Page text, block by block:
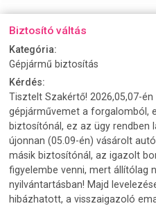
Biztosító váltás
Kategória:
Gépjármű biztosítás
Kérdés:
Tisztelt Szakértő! 2026,05,07-
gépjárművemet a forgalomból,
biztosítónál, ez az ügy rendben
újonnan (05.09-én) vásárolt
másik biztosítónál, az igazolt
figyelembe venni, mert állítólag
nyilvántartásban! Majd
hibázhatott, a visszaigazoló